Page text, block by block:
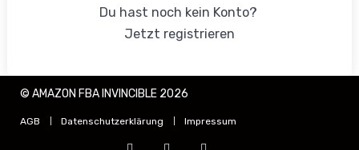
Du hast noch kein Konto?
Jetzt registrieren
© AMAZON FBA INVINCIBLE 2026
AGB Datenschutzerklärung Impressum